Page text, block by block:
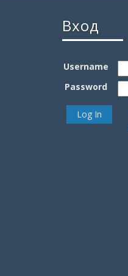
Вход
Username
Password